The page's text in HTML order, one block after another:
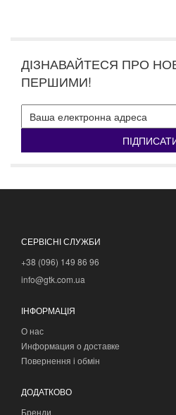
ДІЗНАВАЙТЕСЯ ПРО
ПЕРШИМИ!
СЕРВІСНІ СЛУЖБИ
+38 (096) 149 86 96
info@gtk.com.ua
ІНФОРМАЦІЯ
О нас
Информация о доставке
Повернення і обмін
ДОДАТКОВО
Бренди